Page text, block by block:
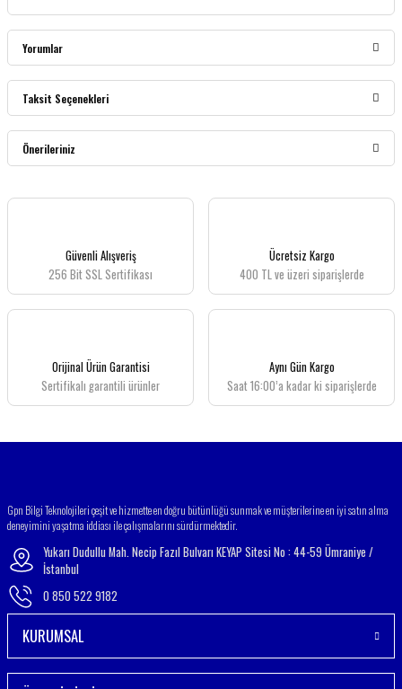
Yorumlar
Bu ürüne ilk yorumu siz yapın!
Taksit Seçenekleri
Önerileriniz
Bu ürünün fiyat bilgisi, resim, ürün açıklamalarında ve diğer konularda yetersiz
Ürün resmi kalitesiz, bozuk veya görüntülenemiyor.
Bu ürüne benzer farklı alternatifler olmalı.
Güvenli Alışveriş
256 Bit SSL Sertifikası
Ücretsiz Kargo
400 TL ve üzeri siparişlerde
Orijinal Ürün Garantisi
Sertifikalı garantili ürünler
Aynı Gün Kargo
Saat 16:00’a kadar ki siparişlerde
Gpn Bilgi Teknolojileri çeşit ve hizmette en doğru bütünlüğü sunmak ve müşterilerine en iyi satın alma
deneyimini yaşatma iddiası ile çalışmalarını sürdürmektedir.
Yukarı Dudullu Mah. Necip Fazıl Bulvarı KEYAP Sitesi No : 44-59 Ümraniye /
İstanbul
0 850 522 9182
KURUMSAL